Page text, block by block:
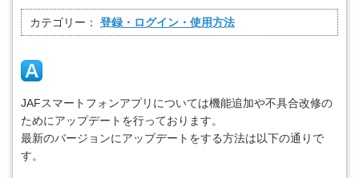
カテゴリー： 登録・ログイン・使用方法
JAFスマートフォンアプリについては機能追加や不具合改修の
ためにアップデートを行っております。
最新のバージョンにアップデートをする方法は以下の通りで
す。